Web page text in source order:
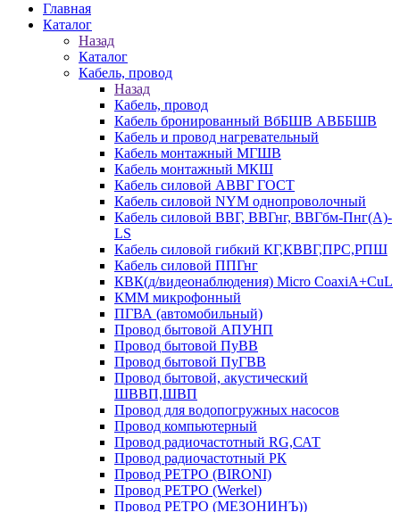
Главная
Каталог
Назад
Каталог
Кабель, провод
Назад
Кабель, провод
Кабель бронированный ВбБШВ АВББШВ
Кабель и провод нагревательный
Кабель монтажный МГШВ
Кабель монтажный МКШ
Кабель силовой АВВГ ГОСТ
Кабель силовой NYM однопроволочный
Кабель силовой ВВГ, ВВГнг, ВВГбм-Пнг(А)-
LS
Кабель силовой гибкий КГ,КВВГ,ПРС,РПШ
Кабель силовой ППГнг
КВК(д/видеонаблюдения) Micro CoaxiA+CuL
КММ микрофонный
ПГВА (автомобильный)
Провод бытовой АПУНП
Провод бытовой ПуВВ
Провод бытовой ПуГВВ
Провод бытовой, акустический
ШВВП,ШВП
Провод для водопогружных насосов
Провод компьютерный
Провод радиочастотный RG,САТ
Провод радиочастотный РК
Провод РЕТРО (BIRONI)
Провод РЕТРО (Werkel)
Провод РЕТРО (МЕЗОНИНЪ))